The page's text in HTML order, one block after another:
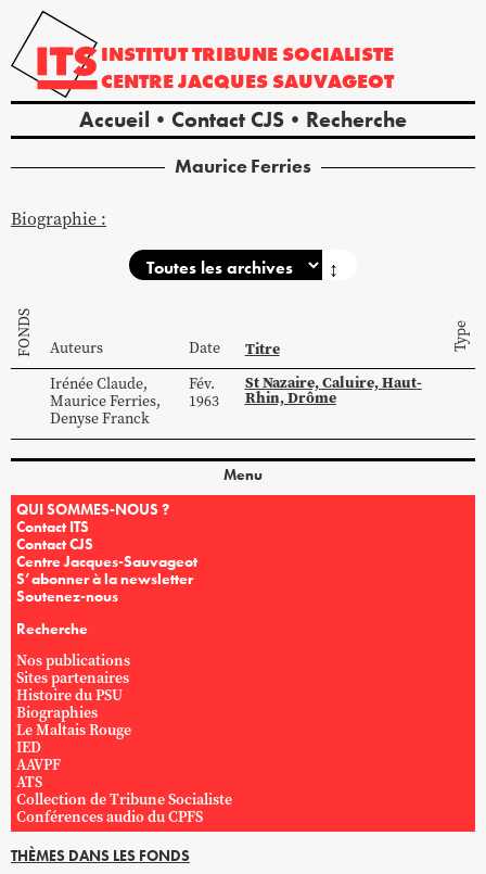
INSTITUTTRIBUNE SOCIALISTE
CENTREJACQUES SAUVAGEOT
Accueil Contact CJS Recherche
MauriceFerries
Biographie :
↕
FONDS Auteurs Date Titre Type
IrénéeClaude,
MauriceFerries,
DenyseFranck
Fév.
1963
St Nazaire, Caluire, Haut-
Rhin, Drôme
Menu
QUI SOMMES-NOUS ?
Contact ITS
Contact CJS
Centre Jacques-Sauvageot
S’abonner à la newsletter
Soutenez-nous
Recherche
Nos publications
Sites partenaires
Histoire du PSU
Biographies
Le Maltais Rouge
IED
AAVPF
ATS
Collection de Tribune Socialiste
Conférences audio du CPFS
THÈMES DANS LES FONDS